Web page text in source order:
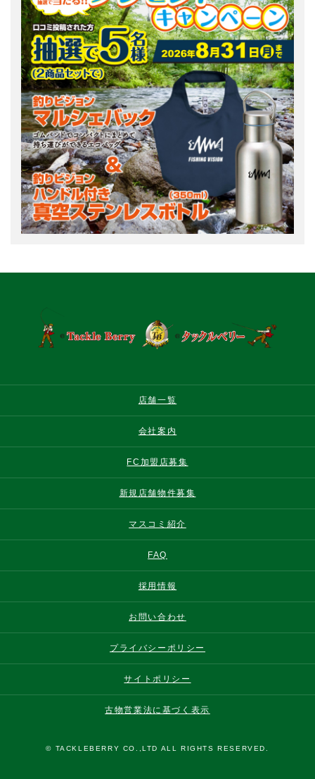
店舗一覧
会社案内
FC加盟店募集
新規店舗物件募集
マスコミ紹介
FAQ
採用情報
お問い合わせ
プライバシーポリシー
サイトポリシー
古物営業法に基づく表示
© TACKLEBERRY CO.,LTD ALL RIGHTS RESERVED.